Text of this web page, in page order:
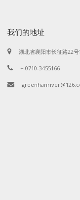
我们的地址
湖北省襄阳市长征路22
+ 0710-3455166